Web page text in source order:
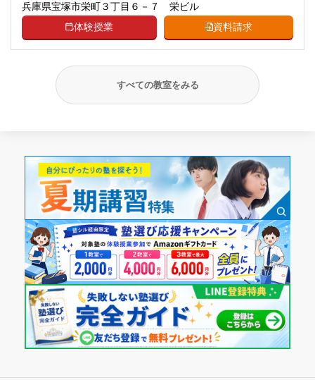
兵庫県宝塚市栄町３丁目６－７ 栄ビル
体験授業
資料請求
すべての教室をみる